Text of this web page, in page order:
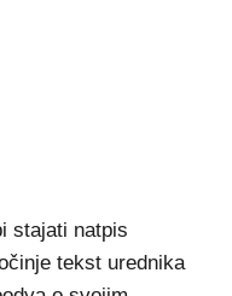
stajati natpis
tekst urednika